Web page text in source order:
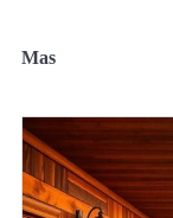
Mas